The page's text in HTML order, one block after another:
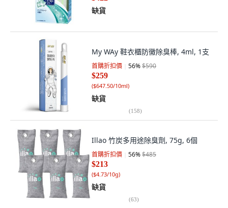
缺貨
My WAy 鞋衣櫃防黴除臭棒, 4ml, 1支
首購折扣價 56%$590
$259
($647.50/10ml)
缺貨
(158)
Illao 竹炭多用途除臭劑, 75g, 6個
首購折扣價 56%$485
$213
($4.73/10g)
缺貨
(63)